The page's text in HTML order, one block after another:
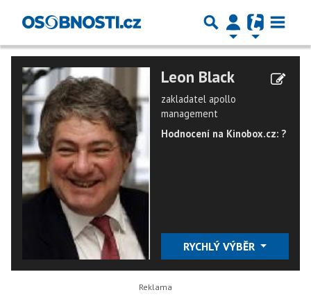
Leon Black
zakladatel apollo
management
Hodnocení na Kinobox.cz: ?
RYCHLÝ VÝBĚR